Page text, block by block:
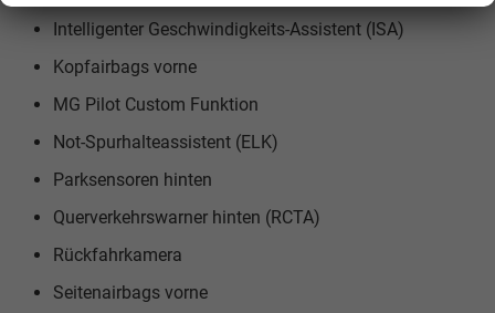
Intelligenter Geschwindigkeits-Assistent (ISA)
Kopfairbags vorne
MG Pilot Custom Funktion
Not-Spurhalteassistent (ELK)
Parksensoren hinten
Querverkehrswarner hinten (RCTA)
Rückfahrkamera
Seitenairbags vorne